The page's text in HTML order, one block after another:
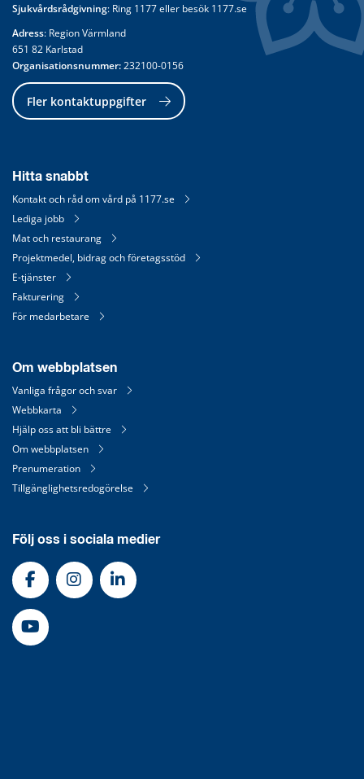
Sjukvårdsrådgivning: Ring 1177 eller besök 1177.se
Adress: Region Värmland
651 82 Karlstad
Organisationsnummer: 232100-0156
Fler kontaktuppgifter
Hitta snabbt
Kontakt och råd om vård på 1177.se
Lediga jobb
Mat och restaurang
Projektmedel, bidrag och företagsstöd
E-tjänster
Fakturering
För medarbetare
Om webbplatsen
Vanliga frågor och svar
Webbkarta
Hjälp oss att bli bättre
Om webbplatsen
Prenumeration
Tillgänglighetsredogörelse
Följ oss i sociala medier